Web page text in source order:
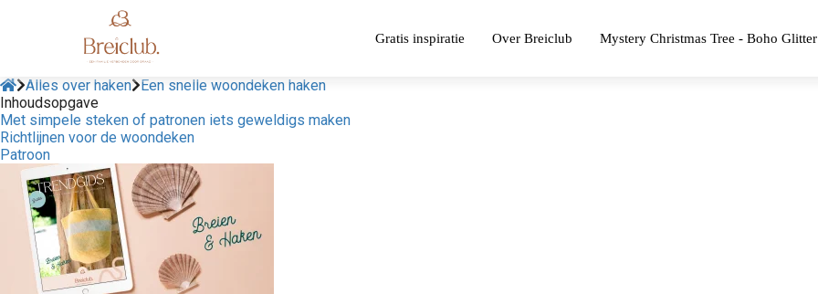
Gratis inspiratie Over Breiclub Mystery Christmas Tree - Boho Glitter
Alles over haken
Een snelle woondeken haken
Inhoudsopgave
Met simpele steken of patronen iets geweldigs maken
Richtlijnen voor de woondeken
Patroon